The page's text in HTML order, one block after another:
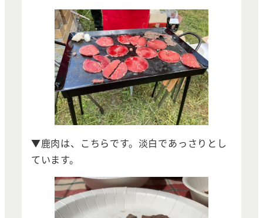
▼鹿肉は、こちらです。淡白であっさりとし
ています。